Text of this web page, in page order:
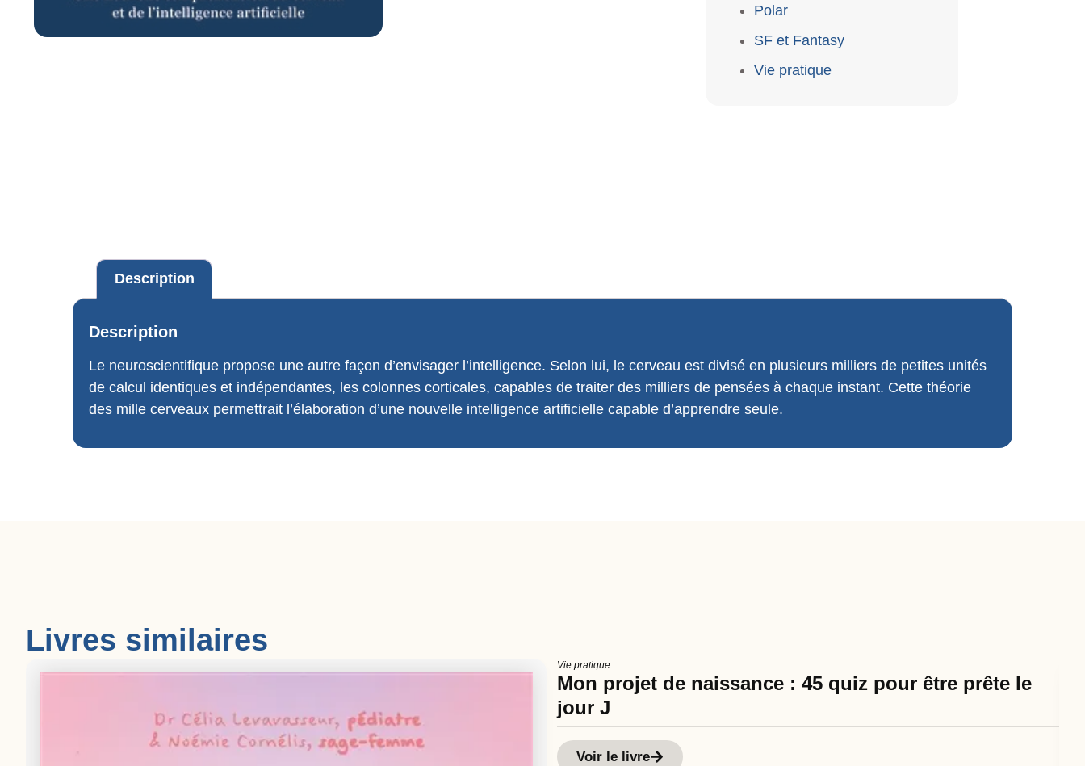
Polar
SF et Fantasy
Vie pratique
Description
Description
Le neuroscientifique propose une autre façon d’envisager l’intelligence. Selon lui, le cerveau est divisé en plusieurs milliers de petites unités
de calcul identiques et indépendantes, les colonnes corticales, capables de traiter des milliers de pensées à chaque instant. Cette théorie
des mille cerveaux permettrait l’élaboration d’une nouvelle intelligence artificielle capable d’apprendre seule.
Livres similaires
Vie pratique
Mon projet de naissance : 45 quiz pour être prête le
jour J
Voir le livre